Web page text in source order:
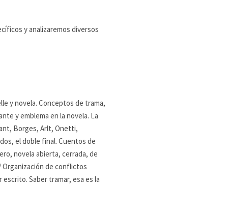
y analizaremos diversos
y novela. Conceptos de trama,
y emblema en la novela. La
Borges, Arlt, Onetti,
el doble final. Cuentos de
novela abierta, cerrada, de
Organización de conflictos
Saber tramar, esa es la